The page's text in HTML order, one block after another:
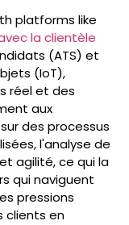
platforms like
la clientèle
(ATS) et
(IoT),
réel et des
aux
des processus
l'analyse de
agilité, ce qui la
qui naviguent
pressions
clients en